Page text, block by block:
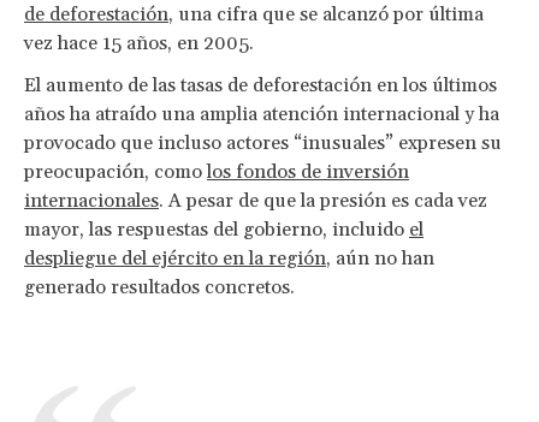
de deforestación, una cifra que se alcanzó por última
vez hace 15 años, en 2005.
El aumento de las tasas de deforestación en los últimos
años ha atraído una amplia atención internacional y ha
provocado que incluso actores “inusuales” expresen su
preocupación, comolos fondos de inversión
internacionales. A pesar de que la presión es cada vez
mayor, las respuestas del gobierno, incluido el
despliegue del ejército en la región, aún no han
generado resultados concretos.